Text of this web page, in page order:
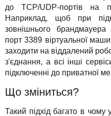
до TCP/UDP-портів на
Наприклад, щоб при
зовнішнього
порт 3389 віртуальної
заходити на віддалений
з'єднання, а всі інші
підключенні до приватної
Що зміниться?
Такий підхід багато в чому